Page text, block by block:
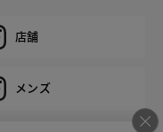
店舗
メンズ